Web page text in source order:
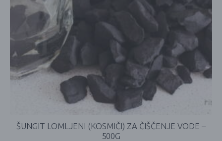
ŠUNGIT LOMLJENI (KOSMIČI) ZA ČIŠČENJE VODE –
500G